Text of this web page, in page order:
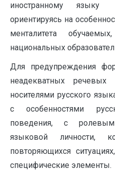
иностранному языку
ориентируясь на
менталитета
национальных
Для предупреждения
неадекватных
носителями русского
с особенностями
поведения, с
языковой личности,
повторяющихся
специфические элементы.